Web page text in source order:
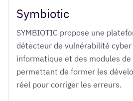
Symbiotic
SYMBIOTIC propose une
détecteur de vulnérabilité cyber
informatique et des modules
permettant de former les
réel pour corriger les erreurs.